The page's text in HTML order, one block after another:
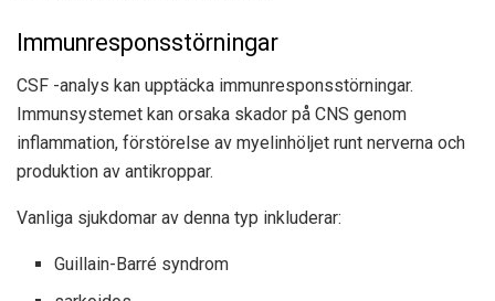
Immunresponsstörningar
CSF -analys kan upptäcka immunresponsstörningar.
Immunsystemet kan orsaka skador på CNS genom
inflammation, förstörelse av myelinhöljet runt nerverna och
produktion av antikroppar.
Vanliga sjukdomar av denna typ inkluderar:
Guillain-Barré syndrom